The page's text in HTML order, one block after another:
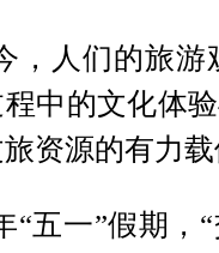
，人们的旅游
中的文化体
资源的有力
“五一”假期，